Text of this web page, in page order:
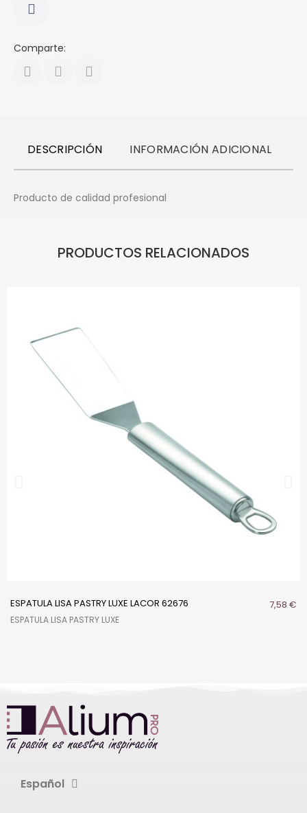
Comparte:
DESCRIPCIÓN INFORMACIÓN ADICIONAL
Producto de calidad profesional
PRODUCTOS RELACIONADOS
ESPATULA LISA PASTRY LUXE LACOR 62676 7,58 €
ESPATULA LISA PASTRY LUXE
Español